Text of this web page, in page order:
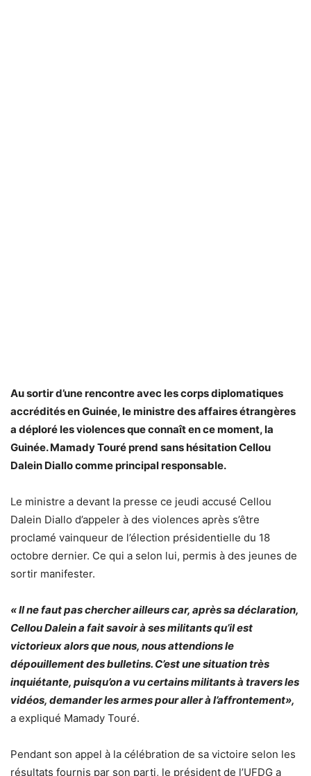
Au sortir d’une rencontre avec les corps diplomatiques
accrédités en Guinée, le ministre des affaires étrangères
a déploré les violences que connaît en ce moment, la
Guinée. Mamady Touré prend sans hésitation Cellou
Dalein Diallo comme principal responsable.
Le ministre a devant la presse ce jeudi accusé Cellou
Dalein Diallo d’appeler à des violences après s’être
proclamé vainqueur de l’élection présidentielle du 18
octobre dernier. Ce qui a selon lui, permis à des jeunes de
sortir manifester.
« Il ne faut pas chercher ailleurs car, après sa déclaration,
Cellou Dalein a fait savoir à ses militants qu’il est
victorieux alors que nous, nous attendions le
dépouillement des bulletins. C’est une situation très
inquiétante, puisqu’on a vu certains militants à travers les
vidéos, demander les armes pour aller à l’affrontement»,
a expliqué Mamady Touré.
Pendant son appel à la célébration de sa victoire selon les
résultats fournis par son parti, le président de l’UFDG a